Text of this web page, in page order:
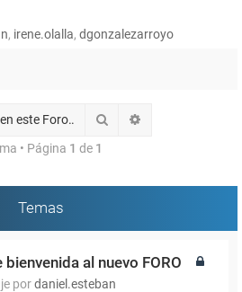
, irene.olalla, dgonzalezarroyo
Buscar
• Página 1 de 1
Temas
bienvenida al nuevo FORO
pordaniel.esteban